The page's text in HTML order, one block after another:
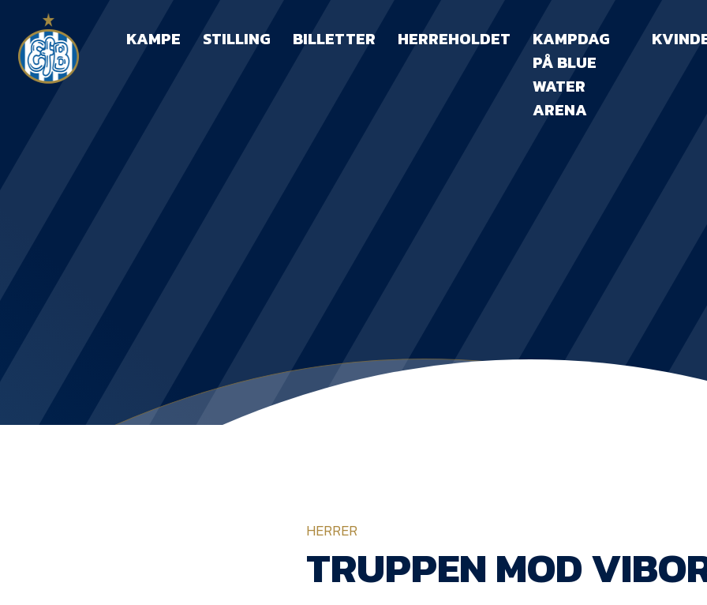
KAMPE STILLING BILLETTER HERREHOLDET
KAMPDAG
PÅ BLUE
WATER
ARENA
HERRER
TRUPPEN MOD